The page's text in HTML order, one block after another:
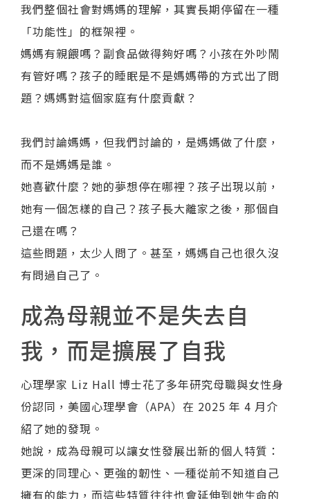
我們整個社會對媽媽的理解，其實長期停留在一種
「功能性」的框架裡。
媽媽有親餵嗎？副食品做得夠好嗎？小孩在外吵鬧
有管好嗎？孩子的睡眠是不是媽媽帶的方式出了問
題？媽媽對這個家庭有什麼貢獻？
我們討論媽媽，但我們討論的，是媽媽做了什麼，
而不是媽媽是誰。
她喜歡什麼？她的夢想停在哪裡？孩子出現以前，
她有一個怎樣的自己？孩子長大離家之後，那個自
己還在嗎？
這些問題，太少人問了。甚至，媽媽自己也很久沒
有問過自己了。
成為母親並不是失去自
我，而是擴展了自我
心理學家 Liz Hall 博士花了多年研究母職與女性身
份認同，美國心理學會（APA）在 2025 年 4 月介
紹了她的發現。
她說，成為母親可以讓女性發展出新的個人特質：
更深的同理心、更強的韌性、一種從前不知道自己
擁有的能力，而這些特質往往也會延伸到她生命的